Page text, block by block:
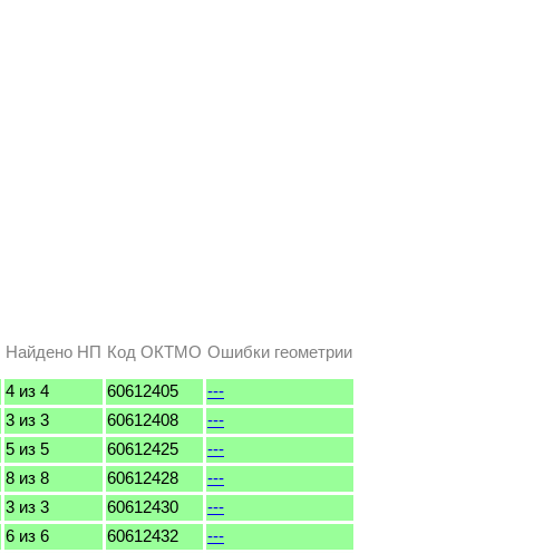
Найдено НП Код ОКТМО Ошибки геометрии
4 из 4 60612405
---
3 из 3 60612408
---
5 из 5 60612425
---
8 из 8 60612428
---
3 из 3 60612430
---
6 из 6 60612432
---